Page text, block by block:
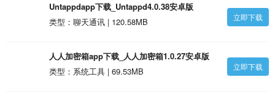
Untappdapp下载_Untappd4.0.38安卓版
类型：聊天通讯 | 120.58MB
立即下载
人人加密箱app下载_人人加密箱1.0.27安卓版
类型：系统工具 | 69.53MB
立即下载